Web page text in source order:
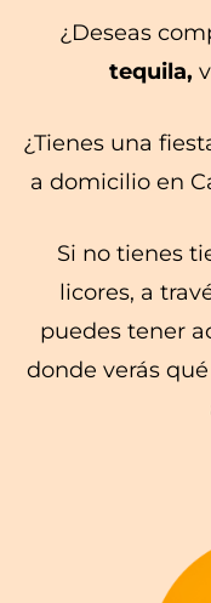
¿Deseas
tequila,
¿Tienes una
a domicilio en
Si no tienes
licores, a
puedes tener
donde verás